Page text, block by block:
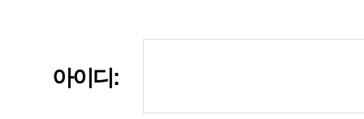
아이디: